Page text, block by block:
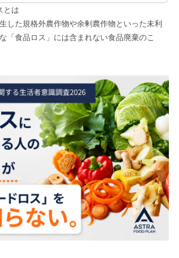
とは
した規格外農作物や余剰農作物といった未利
「食品ロス」には含まれない食品廃棄のこ